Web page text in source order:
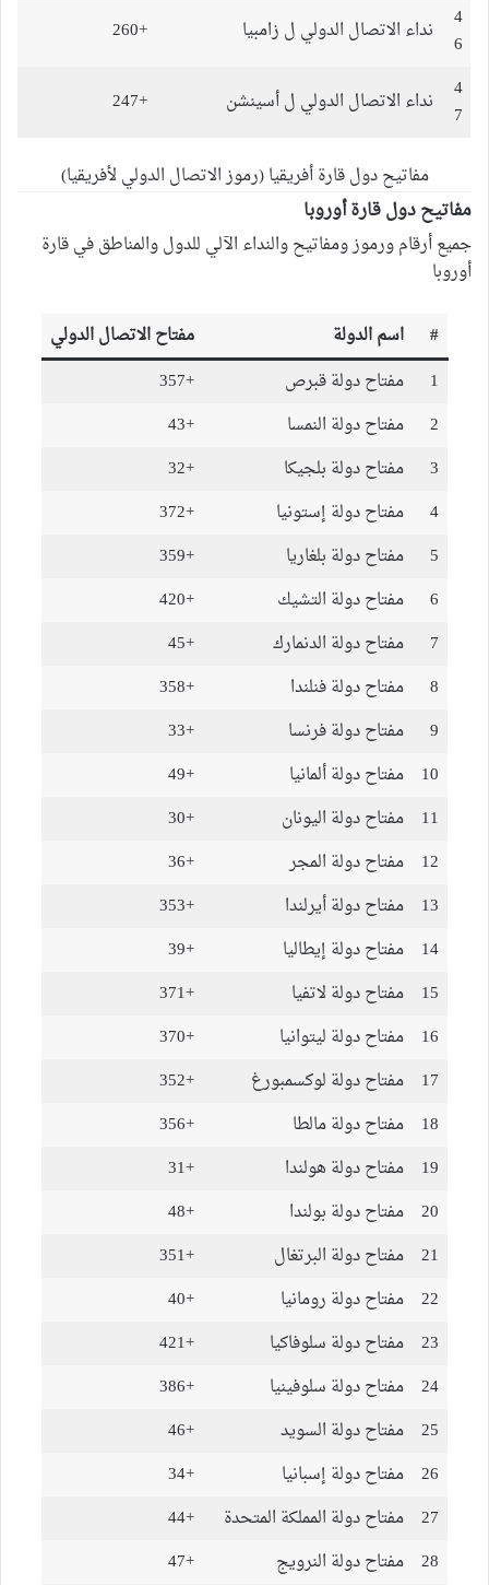
4
6
نداء الاتصال الدولي ل زامبيا
+260
4
7
نداء الاتصال الدولي ل أسينشن +247
مفاتيح دول قارة أفريقيا (رموز الاتصال الدولي لأفريقيا)
مفاتيح دول قارة أوروبا
جميع أرقام ورموز ومفاتيح والنداء الآلي للدول والمناطق في قارة
أوروبا
#
اسم الدولة
مفتاح الاتصال الدولي
1
مفتاح دولة قبرص
+357
2
مفتاح دولة النمسا
+43
3
مفتاح دولة بلجيكا
+32
4
مفتاح دولة إستونيا
+372
5
مفتاح دولة بلغاريا
+359
6
مفتاح دولة التشيك
+420
7
مفتاح دولة الدنمارك
+45
8
مفتاح دولة فنلندا
+358
9
مفتاح دولة فرنسا
+33
10 مفتاح دولة ألمانيا
+49
11 مفتاح دولة اليونان
+30
12 مفتاح دولة المجر
+36
13 مفتاح دولة أيرلندا
+353
14 مفتاح دولة إيطاليا
+39
15 مفتاح دولة لاتفيا
+371
16 مفتاح دولة ليتوانيا
+370
17 مفتاح دولة لوكسمبورغ
+352
18 مفتاح دولة مالطا
+356
19 مفتاح دولة هولندا
+31
20 مفتاح دولة بولندا
+48
21 مفتاح دولة البرتغال
+351
22 مفتاح دولة رومانيا
+40
23 مفتاح دولة سلوفاكيا
+421
24 مفتاح دولة سلوفينيا
+386
25 مفتاح دولة السويد
+46
26 مفتاح دولة إسبانيا
+34
27 مفتاح دولة المملكة المتحدة
+44
28 مفتاح دولة النرويج +47